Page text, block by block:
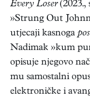
Every Loser(2023.,
»Strung Out
utjecaji kasnoga
Nadimak »kum
opisuje njegovo
mu samostalni
elektroničke i